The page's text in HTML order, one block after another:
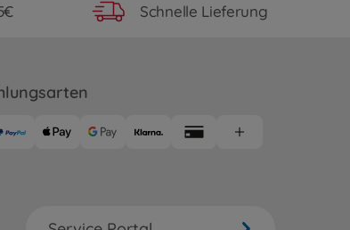
Schnelle Lieferung